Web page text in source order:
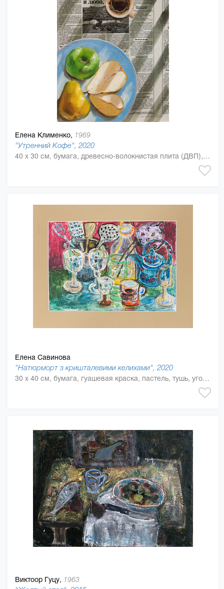
Елена Клименко, 1969
"Утренний Кофе", 2020
40 x 30 см, бумага, древесно-волокнистая плита (ДВП), бумага, лак, масляная краска
Елена Савинова
"Натюрморт з кришталевими келихами", 2020
30 x 40 см, бумага, гуашевая краска, пастель, тушь, угольный карандаш
Виктоор Гуцу, 1963